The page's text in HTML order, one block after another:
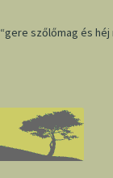
“gere szőlőmag és